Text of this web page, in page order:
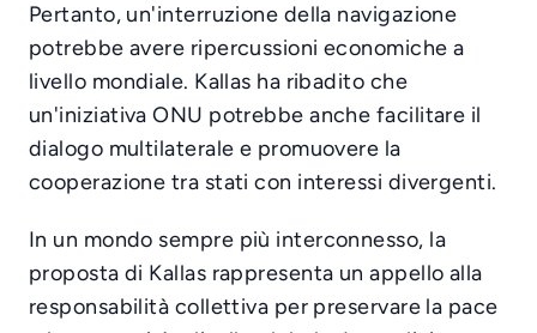
Pertanto, un'interruzione della navigazione
potrebbe avere ripercussioni economiche a
livello mondiale. Kallas ha ribadito che
un'iniziativa ONU potrebbe anche facilitare il
dialogo multilaterale e promuovere la
cooperazione tra stati con interessi divergenti.
In un mondo sempre più interconnesso, la
proposta di Kallas rappresenta un appello alla
responsabilità collettiva per preservare la pace